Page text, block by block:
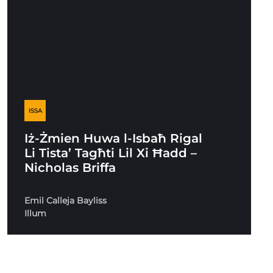
ISSA
Iż-Żmien Huwa l-Isbaħ Rigal
Li Tista’ Tagħti Lil Xi Ħadd –
Nicholas Briffa
Emil Calleja Bayliss
Illum